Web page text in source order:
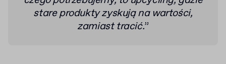
stare produkty zyskują na wartości,
zamiast tracić.”